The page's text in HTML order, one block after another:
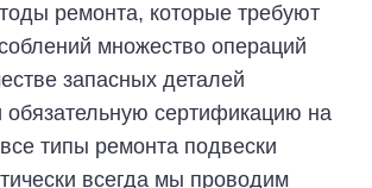
ремонта, которые требуют
множество операций
запасных деталей
сертификацию на
типы ремонта подвески
всегда мы проводим